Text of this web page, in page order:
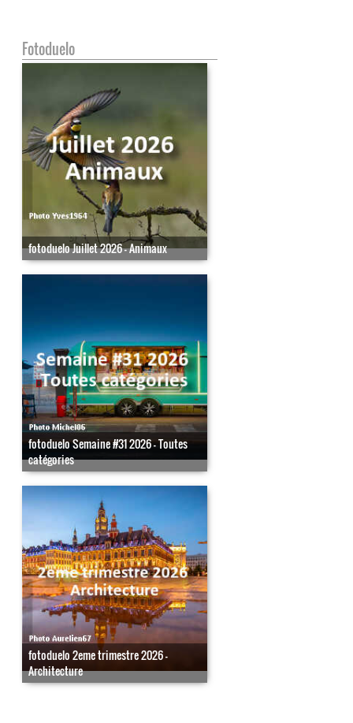
Fotoduelo
fotoduelo Juillet 2026 - Animaux
fotoduelo Semaine #31 2026 - Toutes
catégories
fotoduelo 2eme trimestre 2026 -
Architecture